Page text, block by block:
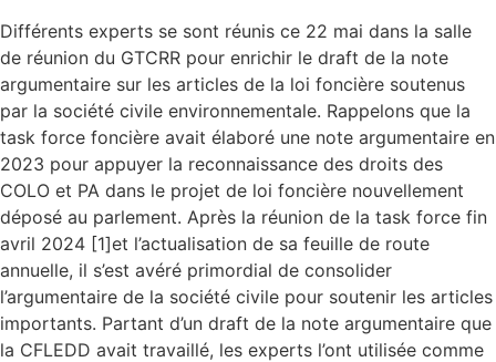
Différents experts se sont réunis ce 22 mai dans la salle
de réunion du GTCRR pour enrichir le draft de la note
argumentaire sur les articles de la loi foncière soutenus
par la société civile environnementale. Rappelons que la
task force foncière avait élaboré une note argumentaire en
2023 pour appuyer la reconnaissance des droits des
COLO et PA dans le projet de loi foncière nouvellement
déposé au parlement. Après la réunion de la task force fin
avril 2024 [1]et l’actualisation de sa feuille de route
annuelle, il s’est avéré primordial de consolider
l’argumentaire de la société civile pour soutenir les articles
importants. Partant d’un draft de la note argumentaire que
la CFLEDD avait travaillé, les experts l’ont utilisée comme